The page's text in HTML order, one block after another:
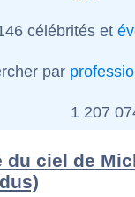
célébrités et
par
1 207
du ciel de